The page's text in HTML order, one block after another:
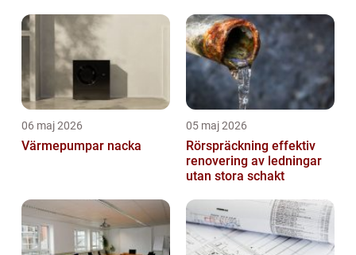
06 maj 2026
Värmepumpar nacka
05 maj 2026
Rörspräckning effektiv
renovering av ledningar
utan stora schakt